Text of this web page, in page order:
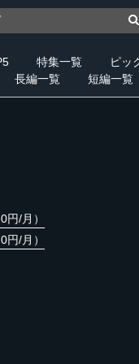
特集一覧
ピッ
長編一覧 短編一覧
/月）
/月）